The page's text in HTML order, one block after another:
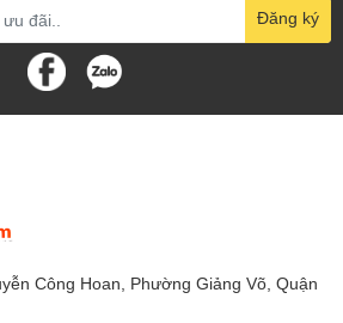
Đăng ký
Công Hoan, Phường Giảng Võ, Quận